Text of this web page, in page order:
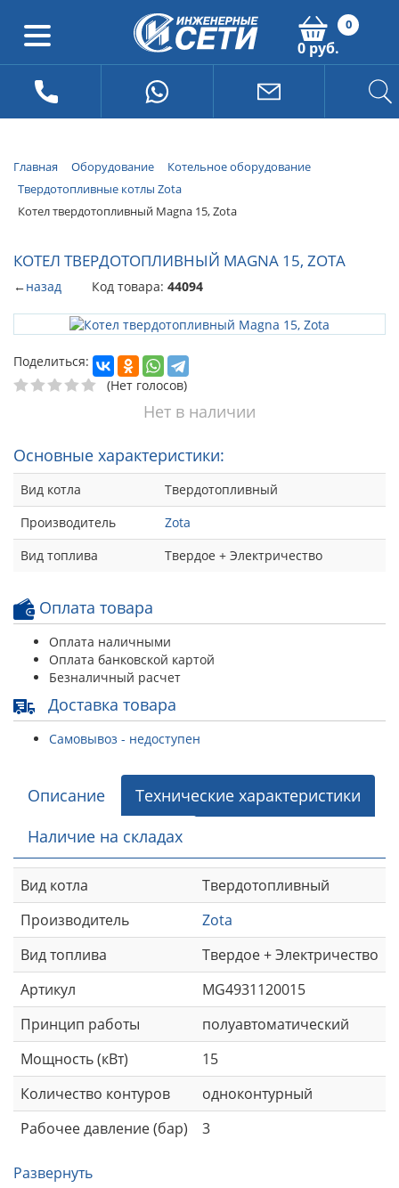
0
0 руб.
Главная Оборудование
Котельное оборудование
Твердотопливные котлы Zota
Котел твердотопливный Magna 15, Zota
КОТЕЛ ТВЕРДОТОПЛИВНЫЙ MAGNA 15, ZOTA
←назад Код товара: 44094
Поделиться:
(Нет голосов)
Нет в наличии
Основные характеристики:
Вид котла
Твердотопливный
Производитель
Zota
Вид топлива
Твердое + Электричество
Оплата товара
Оплата наличными
Оплата банковской картой
Безналичный расчет
Доставка товара
Самовывоз - недоступен
Описание
Технические характеристики
Наличие на складах
Вид котла
Твердотопливный
Производитель
Zota
Вид топлива
Твердое + Электричество
Артикул
MG4931120015
Принцип работы
полуавтоматический
Мощность (кВт)
15
Количество контуров
одноконтурный
Рабочее давление (бар)
3
Развернуть